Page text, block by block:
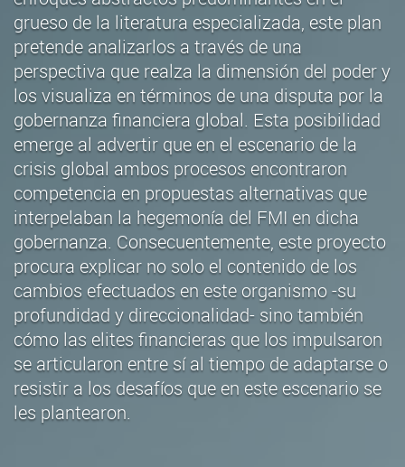
grueso de la literatura especializada, este plan
pretende analizarlos a través de una
perspectiva que realza la dimensión del poder y
los visualiza en términos de una disputa por la
gobernanza financiera global. Esta posibilidad
emerge al advertir que en el escenario de la
crisis global ambos procesos encontraron
competencia en propuestas alternativas que
interpelaban la hegemonía del FMI en dicha
gobernanza. Consecuentemente, este proyecto
procura explicar no solo el contenido de los
cambios efectuados en este organismo -su
profundidad y direccionalidad- sino también
cómo las elites financieras que los impulsaron
se articularon entre sí al tiempo de adaptarse o
resistir a los desafíos que en este escenario se
les plantearon.